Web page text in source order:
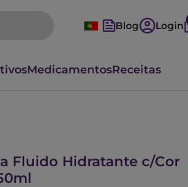
Blog Login
MedicamentosReceitas
Fluido Hidratante c/Cor